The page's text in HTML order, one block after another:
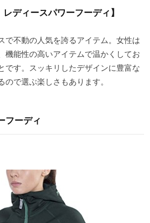
ディースパワーフーディ】
で不動の人気を誇るアイテム。女性は
機能性の高いアイテムで温かくしてお
です。スッキリしたデザインに豊富な
ので選ぶ楽しさもあります。
フーディ